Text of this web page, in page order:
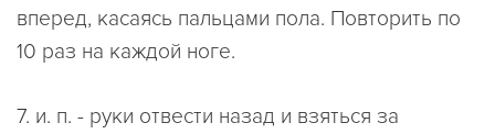
вперед, касаясь пальцами пола. Повторить по
10 раз на каждой ноге.
7. и. п. - руки отвести назад и взяться за